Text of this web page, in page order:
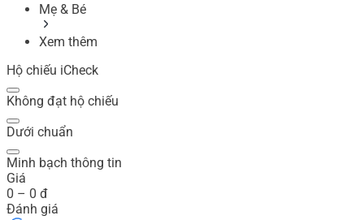
Mẹ & Bé
Xem thêm
Hộ chiếu iCheck
Không đạt hộ chiếu
Dưới chuẩn
Minh bạch thông tin
Giá
0 – 0 đ
Đánh giá